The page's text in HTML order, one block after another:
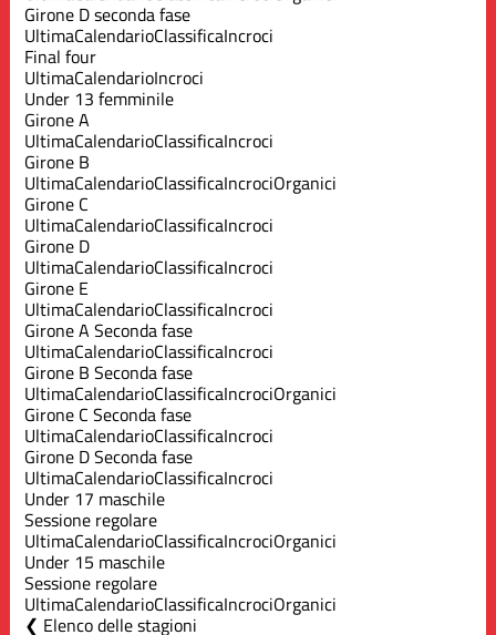
Girone D seconda fase
UltimaCalendarioClassificaIncroci
Final four
UltimaCalendarioIncroci
Under 13 femminile
Girone A
UltimaCalendarioClassificaIncroci
Girone B
UltimaCalendarioClassificaIncrociOrganici
Girone C
UltimaCalendarioClassificaIncroci
Girone D
UltimaCalendarioClassificaIncroci
Girone E
UltimaCalendarioClassificaIncroci
Girone A Seconda fase
UltimaCalendarioClassificaIncroci
Girone B Seconda fase
UltimaCalendarioClassificaIncrociOrganici
Girone C Seconda fase
UltimaCalendarioClassificaIncroci
Girone D Seconda fase
UltimaCalendarioClassificaIncroci
Under 17 maschile
Sessione regolare
UltimaCalendarioClassificaIncrociOrganici
Under 15 maschile
Sessione regolare
UltimaCalendarioClassificaIncrociOrganici
Elenco delle stagioni